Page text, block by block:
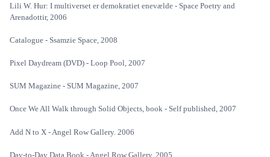
Lili W. Hur: I multiverset er demokratiet enevælde - Space Poetry and
Arenadottir, 2006
Catalogue - Ssamzie Space, 2008
Pixel Daydream (DVD) - Loop Pool, 2007
SUM Magazine - SUM Magazine, 2007
Once We All Walk through Solid Objects, book - Self published, 2007
Add N to X - Angel Row Gallery. 2006
Day-to-Day Data Book - Angel Row Gallery. 2005